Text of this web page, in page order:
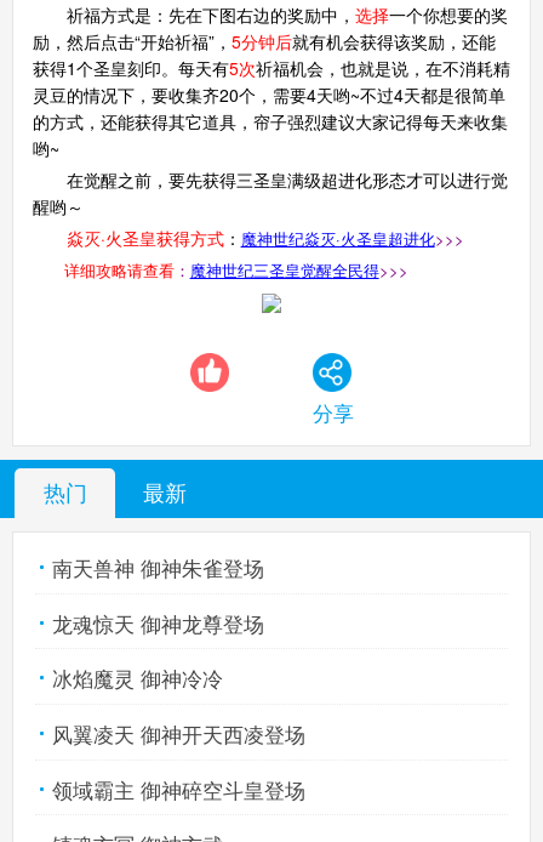
热血精灵派手机版
祈福方式是：先在下图右边的奖励中， 选择一个你想要的奖
励，然后点击“开始祈福”， 5分钟后就有机会获得该奖励，还能
获得1个圣皇刻印。每天有5次祈福机会，也就是说，在不消耗精
灵豆的情况下，要收集齐20个，需要4天哟~不过4天都是很简单
的方式，还能获得其它道具，帘子强烈建议大家记得每天来收集
哟~
在觉醒之前，要先获得三圣皇满级超进化形态才可以进行觉
醒哟～
焱灭·火圣皇获得方式： 魔神世纪焱灭·火圣皇超进化>>>
详细攻略请查看： 魔神世纪三圣皇觉醒全民得>>>
分享
热门 最新
南天兽神 御神朱雀登场
龙魂惊天 御神龙尊登场
冰焰魔灵 御神冷冷
风翼凌天 御神开天西凌登场
领域霸主 御神碎空斗皇登场